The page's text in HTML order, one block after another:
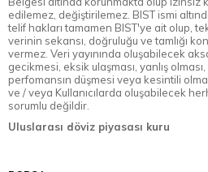
edilemez, değiştirilemez. BIST ismi
telif hakları tamamen BIST'ye ait olup,
verinin sekansı, doğruluğu ve tamlığı
vermez. Veri yayınında oluşabilecek
gecikmesi, eksik ulaşması, yanlış
perfomansın düşmesi veya kesintili
ve / veya Kullanıcılarda oluşabilecek
sorumlu değildir.
Uluslarası döviz piyasası kuru